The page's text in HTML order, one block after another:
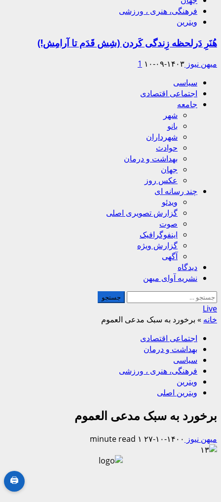
فرهنگی، هنری ، ورزشی
ویترین
هُنَرِ دَرلحظه زِندگی کَردن (شِش قَدَم تا آرامِش!)
میهن نیوز ۱۴۰۳-۰۹-۱۰
1
Primary
Menu
سیاسی
اجتماعی اقتصادی
جامعه
شهر
بانو
شهرداران
حوادث
بهداشت و درمان
جهان
عکس روز
چند رسانه ای
ویدئو
گزارش تصویری اصلی
صوت
اینفوگرافیک
گزارش ویژه
آگهی
دیدگاه
نشریه آوای میهن
جستجو
برای:
Live
خانه » برخورد به سبک مدعی العموم
اجتماعی اقتصادی
بهداشت و درمان
سیاسی
فرهنگی، هنری ، ورزشی
ویترین
ویترین اصلی
برخورد به سبک مدعی العموم
میهن نیوز ۱۴۰۰-۱۰-۲۷ ۱ minute read
🖨